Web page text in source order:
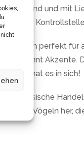
schonend und mit
von der
sich perfekt
gekonnt Akzente.
Chili hat es in sich!
Vögeln her,